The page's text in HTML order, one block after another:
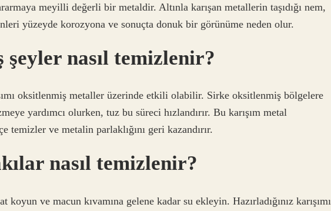
meyilli değerli bir metaldir. Altınla karışan metallerin taşıdığı nem,
yüzeyde korozyona ve sonuçta donuk bir görünüme neden olur.
şeyler nasıl temizlenir?
oksitlenmiş metaller üzerinde etkili olabilir. Sirke oksitlenmiş bölgelere
yardımcı olurken, tuz bu süreci hızlandırır. Bu karışım metal
temizler ve metalin parlaklığını geri kazandırır.
nasıl temizlenir?
koyun ve macun kıvamına gelene kadar su ekleyin. Hazırladığınız karışımı